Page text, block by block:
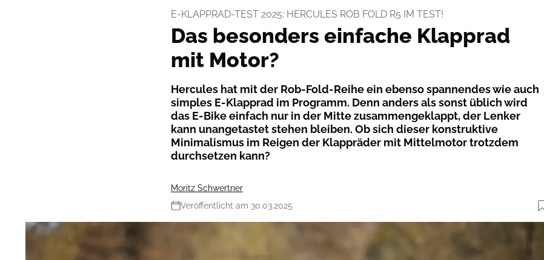
E-KLAPPRAD-TEST 2025: HERCULES ROB FOLD R5 IM TEST!
Das besonders einfache Klapprad
mit Motor?
Hercules hat mit der Rob-Fold-Reihe ein ebenso spannendes wie auch
simples E-Klapprad im Programm. Denn anders als sonst üblich wird
das E-Bike einfach nur in der Mitte zusammengeklappt, der Lenker
kann unangetastet stehen bleiben. Ob sich dieser konstruktive
Minimalismus im Reigen der Klappräder mit Mittelmotor trotzdem
durchsetzen kann?
Moritz Schwertner
Veröffentlicht am 30.03.2025